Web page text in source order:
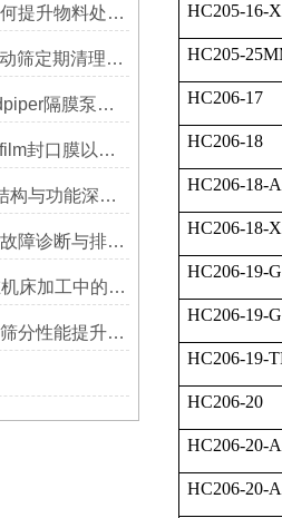
Tyler筛网振动筛如何提升物料处理能力
Sonic Sifter声波振动筛定期清理的重要性
在选购胜佰德Sandpiper隔膜泵时应该注意哪些关键参数？
如何正确使用Parafilm封口膜以确保实验结果的准确性？
Hausser计数板的结构与功能深度解析
Tyler筛网振动筛的故障诊断与排除方法总结
Zero-Max联轴器在机床加工中的应用及精度保证方法
Tyler筛网振动筛的筛分性能提升技巧
HC205-16-
HC205-
HC206-17
HC206-18
HC206-18-
HC206-18-
HC206-19-
HC206-19-
HC206-19-
HC206-20
HC206-20-
HC206-20-